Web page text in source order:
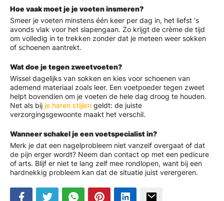
Hoe vaak moet je je voeten insmeren?
Smeer je voeten minstens één keer per dag in, het liefst 's
avonds vlak voor het slapengaan. Zo krijgt de crème de tijd
om volledig in te trekken zonder dat je meteen weer sokken
of schoenen aantrekt.
Wat doe je tegen zweetvoeten?
Wissel dagelijks van sokken en kies voor schoenen van
ademend materiaal zoals leer. Een voetpoeder tegen zweet
helpt bovendien om je voeten de hele dag droog te houden.
Net als bij je haren stijlen geldt: de juiste
verzorgingsgewoonte maakt het verschil.
Wanneer schakel je een voetspecialist in?
Merk je dat een nagelprobleem niet vanzelf overgaat of dat
de pijn erger wordt? Neem dan contact op met een pedicure
of arts. Blijf er niet te lang zelf mee rondlopen, want bij een
hardnekkig probleem kan dat de situatie juist verergeren.